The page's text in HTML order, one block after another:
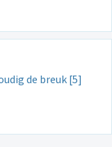
de breuk [5]